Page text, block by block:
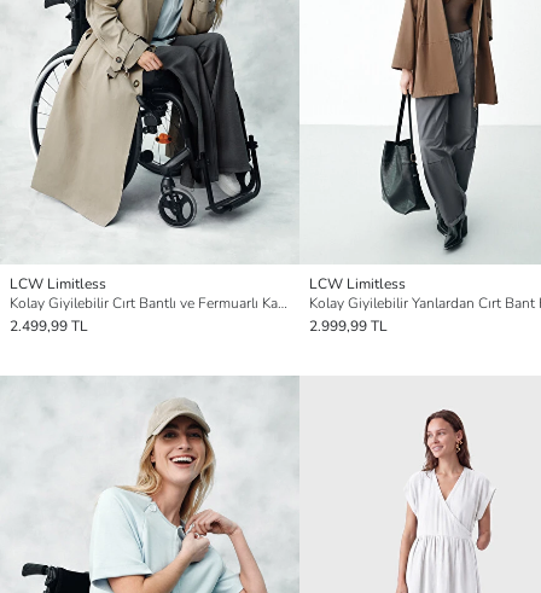
LCW Limitless
Kolay Giyilebilir Cırt Bantlı ve Fermuarlı Kadın Trençkot
2.499,99 TL
LCW Limitless
2.999,99 TL